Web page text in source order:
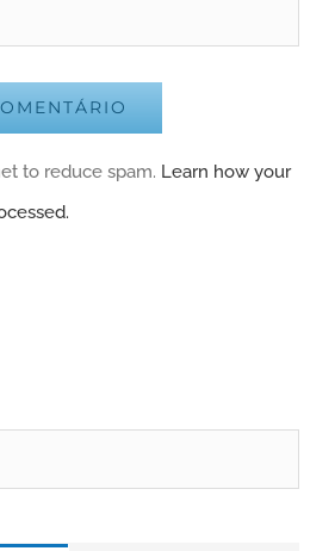
to reduce spam. Learn how your